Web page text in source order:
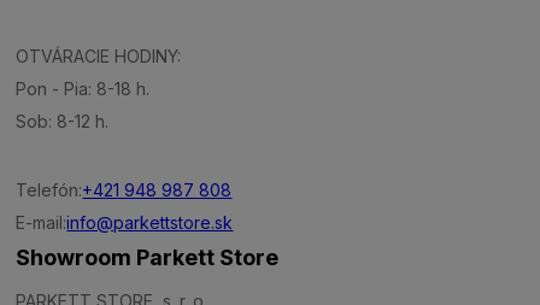
OTVÁRACIE HODINY:
Pon - Pia: 8-18 h.
Sob: 8-12 h.
Telefón:+421 948 987 808
E-mail:info@parkettstore.sk
Showroom Parkett Store